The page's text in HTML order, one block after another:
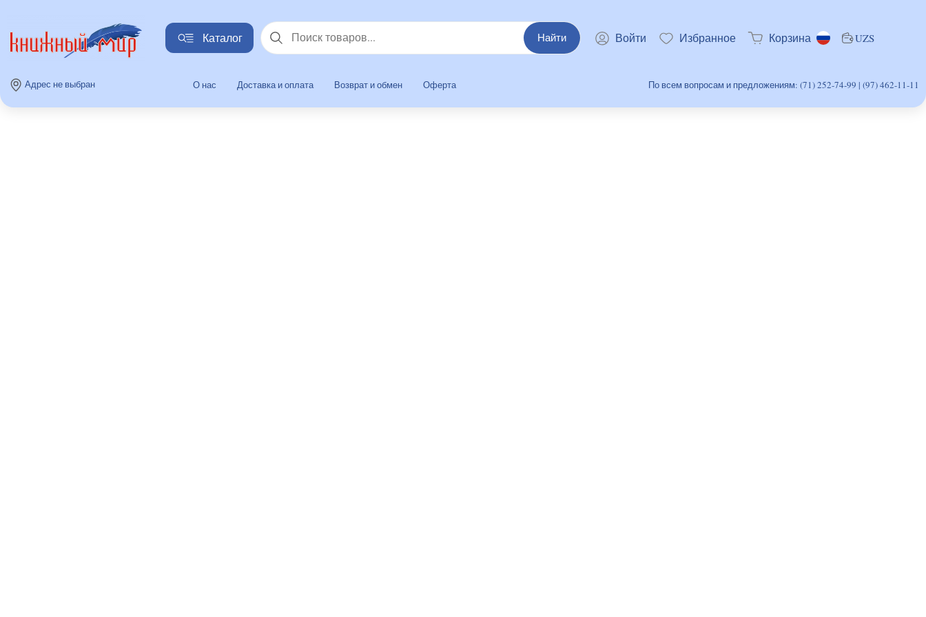
Каталог Найти Найти Войти Избранное Корзина UZS
Адрес не выбран О нас Доставка и оплата Возврат и обмен Оферта По всем вопросам и предложениям: (71) 252-74-99 | (97) 462-11-11